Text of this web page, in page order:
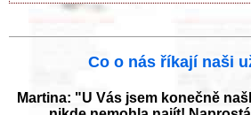
Co o nás říkají naši
Martina: "U Vás jsem konečně